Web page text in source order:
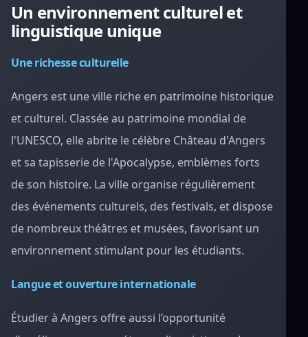
Un environnement culturel et
linguistique unique
Une richesse culturelle
Angers est une ville riche en patrimoine historique
et culturel. Classée au patrimoine mondial de
l'UNESCO, elle abrite le célèbre Château d'Angers
et sa tapisserie de l'Apocalypse, emblèmes forts
de son histoire. La ville organise régulièrement
des événements culturels, des festivals, et dispose
de nombreux théâtres et musées, favorisant un
environnement stimulant pour les étudiants.
Langue et ouverture internationale
Étudier à Angers offre aussi l’opportunité